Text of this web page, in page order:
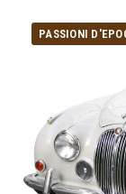
PASSIONI